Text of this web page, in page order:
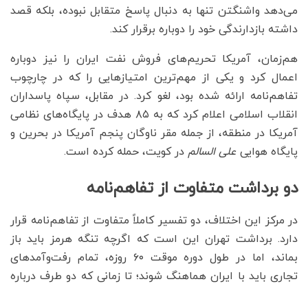
می‌دهد واشنگتن تنها به دنبال پاسخ متقابل نبوده، بلکه قصد
داشته بازدارندگی خود را دوباره برقرار کند.
هم‌زمان، آمریکا تحریم‌های فروش نفت ایران را نیز دوباره
اعمال کرد و یکی از مهم‌ترین امتیازهایی را که در چارچوب
تفاهم‌نامه ارائه شده بود، لغو کرد. در مقابل، سپاه پاسداران
انقلاب اسلامی اعلام کرد که به ۸۵ هدف در پایگاه‌های نظامی
آمریکا در منطقه، از جمله مقر ناوگان پنجم آمریکا در بحرین و
پایگاه هوایی علی السالم در کویت، حمله کرده است.
دو برداشت متفاوت از تفاهم‌نامه
در مرکز این اختلاف، دو تفسیر کاملاً متفاوت از تفاهم‌نامه قرار
دارد. برداشت تهران این است که اگرچه تنگه هرمز باید باز
بماند، اما در طول دوره موقت ۶۰ روزه، تمام رفت‌وآمدهای
تجاری باید با ایران هماهنگ شوند؛ تا زمانی که دو طرف درباره